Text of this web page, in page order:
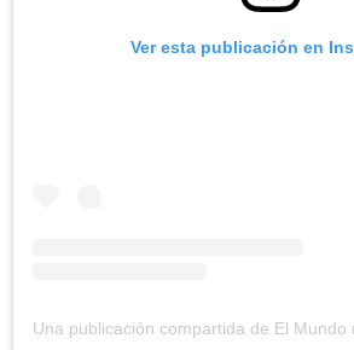
Ver esta publicación en